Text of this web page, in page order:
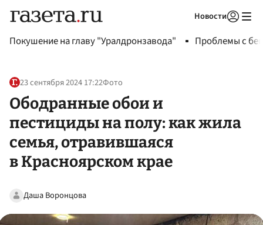
Новости
Покушение на главу "Уралдронзавода" Проблемы с
23 сентября 2024 17:22Фото
Ободранные обои и
пестициды на полу: как жила
семья, отравившаяся
в Красноярском крае
Даша Воронцова